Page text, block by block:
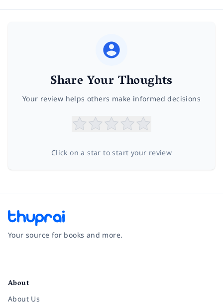
Share Your Thoughts
Your review helps others make informed decisions
Click on a star to start your review
Your source for books and more.
About
About Us